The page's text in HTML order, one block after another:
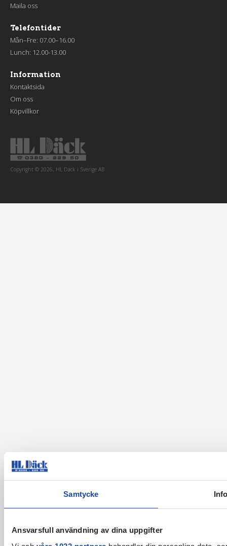
Samtycke
Ansvarsfull användning av dina uppgifter
Maila oss
Telefontider
Mån–Fre: 07.00–16.00
Lunch: 12.00-13.00
Information
Kontaktsida
Om oss
Köpvillkor
Copyright © 2026, HL Däck i Sverige AB